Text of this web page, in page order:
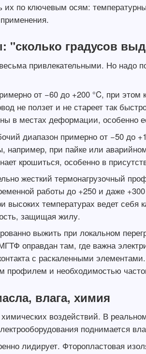
по ключевым осям:
градусов
привлекательными. Но надо
от −60 до +200 °C, при этом
не ползет и не стареет так
в местах деформации, особенно
диапазон примерно от −50 до
например, при пайке или
крошиться, особенно в
жесткий термонагрузочный
работы до +250 и даже
высоких температурах ведет себя
защищая жилу.
выжить при локальном
оправдан там, где важна
с раскаленными
профилем и необходимостью
влага, химия
химических воздействий. В
поднимается
лидирует. Фторопластовая